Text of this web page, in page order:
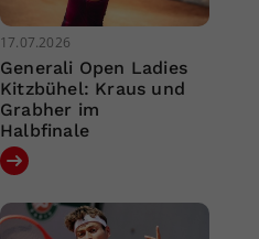
17.07.2026
Generali Open Ladies
Kitzbühel: Kraus und
Grabher im
Halbfinale